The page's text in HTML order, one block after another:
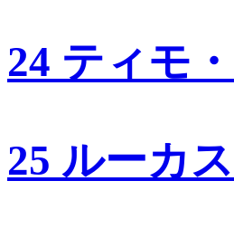
24 ティモ
25 ルーカ